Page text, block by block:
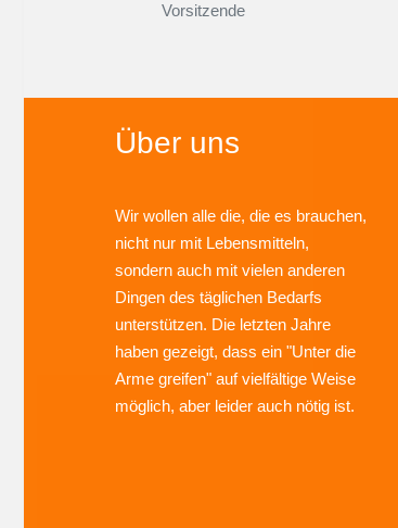
Vorsitzende
Über uns
Wir wollen alle die, die es brauchen,
nicht nur mit Lebensmitteln,
sondern auch mit vielen anderen
Dingen des täglichen Bedarfs
unterstützen. Die letzten Jahre
haben gezeigt, dass ein "Unter die
Arme greifen" auf vielfältige Weise
möglich, aber leider auch nötig ist.